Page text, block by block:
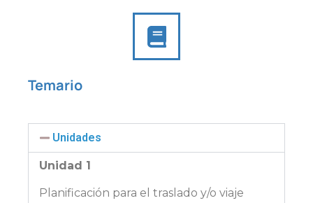
Temario
Unidades
Unidad 1
Planificación para el traslado y/o viaje